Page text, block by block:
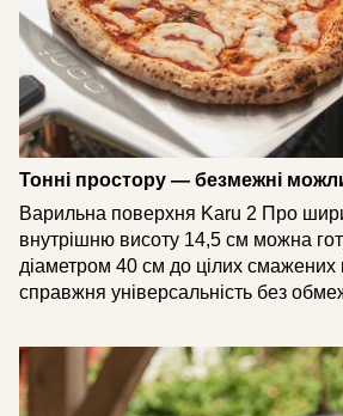
Тонні простору — безмежні
Варильна поверхня Karu 2 Про
внутрішню висоту 14,5 см можна
діаметром 40 см до цілих
справжня універсальність без